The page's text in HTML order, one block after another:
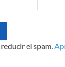
el spam.